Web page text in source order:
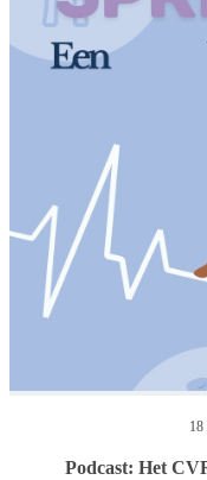
18
Podcast: Het